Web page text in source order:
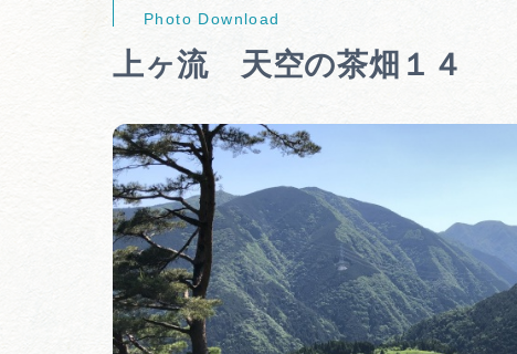
上ヶ流 天空の茶畑１４